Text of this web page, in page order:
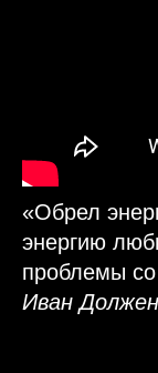
«Обрел
энергию
проблемы
Иван